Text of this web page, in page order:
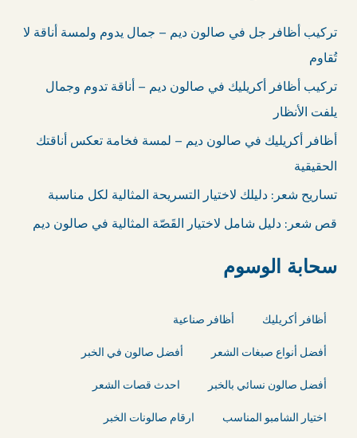
ث
ع
ن
:
تركيب أظافر جل في صالون ديم – جمال يدوم ولمسة أناقة لا
تُقاوم
تركيب أظافر أكريليك في صالون ديم – أناقة تدوم وجمال
يلفت الأنظار
أظافر أكريليك في صالون ديم – لمسة فخامة تعكس أناقتك
الحقيقية
تساريح شعر: دليلك لاختيار التسريحة المثالية لكل مناسبة
قص شعر: دليل شامل لاختيار القَصّة المثالية في صالون ديم
سحابة الوسوم
أظافر أكريليك
أظافر صناعية
أفضل أنواع صبغات الشعر
أفضل صالون في الخبر
أفضل صالون نسائي بالخبر
احدث قصات الشعر
اختيار الشامبو المناسب
ارقام صالونات الخبر